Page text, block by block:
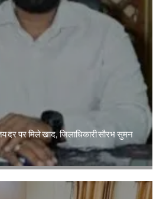
दर पर मिले खाद, जिलाधिकारी सौरभ सुमन